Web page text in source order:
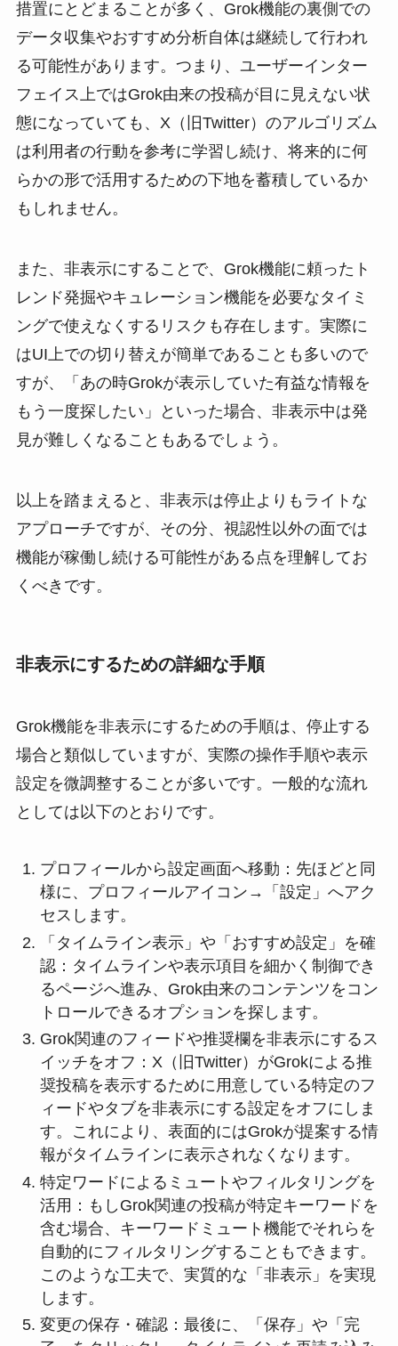
措置にとどまることが多く、Grok機能の裏側での
データ収集やおすすめ分析自体は継続して行われ
る可能性があります。つまり、ユーザーインター
フェイス上ではGrok由来の投稿が目に見えない状
態になっていても、X（旧Twitter）のアルゴリズム
は利用者の行動を参考に学習し続け、将来的に何
らかの形で活用するための下地を蓄積しているか
もしれません。
また、非表示にすることで、Grok機能に頼ったト
レンド発掘やキュレーション機能を必要なタイミ
ングで使えなくするリスクも存在します。実際に
はUI上での切り替えが簡単であることも多いので
すが、「あの時Grokが表示していた有益な情報を
もう一度探したい」といった場合、非表示中は発
見が難しくなることもあるでしょう。
以上を踏まえると、非表示は停止よりもライトな
アプローチですが、その分、視認性以外の面では
機能が稼働し続ける可能性がある点を理解してお
くべきです。
非表示にするための詳細な手順
Grok機能を非表示にするための手順は、停止する
場合と類似していますが、実際の操作手順や表示
設定を微調整することが多いです。一般的な流れ
としては以下のとおりです。
プロフィールから設定画面へ移動：先ほどと同
様に、プロフィールアイコン→「設定」へアク
セスします。
「タイムライン表示」や「おすすめ設定」を確
認：タイムラインや表示項目を細かく制御でき
るページへ進み、Grok由来のコンテンツをコン
トロールできるオプションを探します。
Grok関連のフィードや推奨欄を非表示にするス
イッチをオフ：X（旧Twitter）がGrokによる推
奨投稿を表示するために用意している特定のフ
ィードやタブを非表示にする設定をオフにしま
す。これにより、表面的にはGrokが提案する情
報がタイムラインに表示されなくなります。
特定ワードによるミュートやフィルタリングを
活用：もしGrok関連の投稿が特定キーワードを
含む場合、キーワードミュート機能でそれらを
自動的にフィルタリングすることもできます。
このような工夫で、実質的な「非表示」を実現
します。
変更の保存・確認：最後に、「保存」や「完